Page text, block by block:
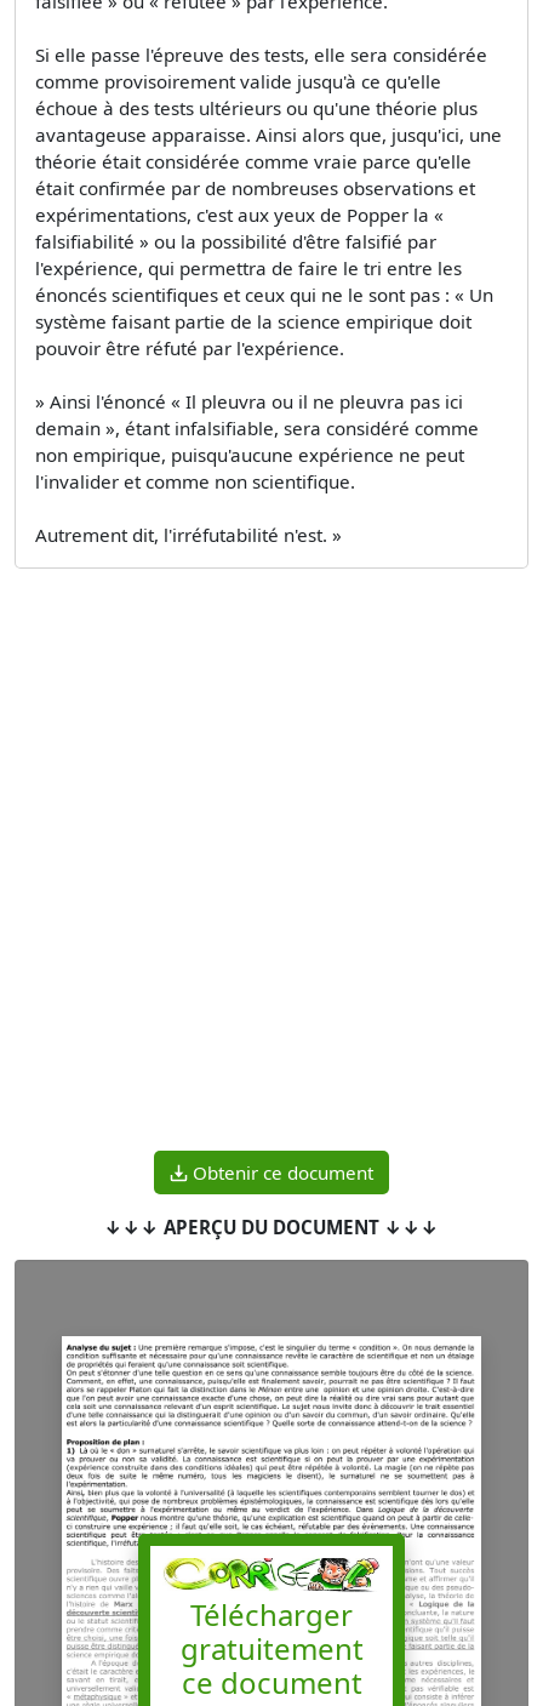
Si elle passe l'épreuve des tests, elle sera considérée
comme provisoirement valide jusqu'à ce qu'elle
échoue à des tests ultérieurs ou qu'une théorie plus
avantageuse apparaisse. Ainsi alors que, jusqu'ici, une
théorie était considérée comme vraie parce qu'elle
était confirmée par de nombreuses observations et
expérimentations, c'est aux yeux de Popper la «
falsifiabilité » ou la possibilité d'être falsifié par
l'expérience, qui permettra de faire le tri entre les
énoncés scientifiques et ceux qui ne le sont pas : « Un
système faisant partie de la science empirique doit
pouvoir être réfuté par l'expérience.
» Ainsi l'énoncé « Il pleuvra ou il ne pleuvra pas ici
demain », étant infalsifiable, sera considéré comme
non empirique, puisqu'aucune expérience ne peut
l'invalider et comme non scientifique.
Autrement dit, l'irréfutabilité n'est. »
Obtenir ce document
↓↓↓ APERÇU DU DOCUMENT ↓↓↓
Télécharger
gratuitement
ce document